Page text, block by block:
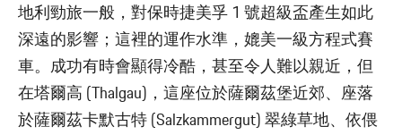
地利勁旅一般，對保時捷美孚 1 號超級盃產生如此
深遠的影響；這裡的運作水準，媲美一級方程式賽
車。成功有時會顯得冷酷，甚至令人難以親近，但
在塔爾高 (Thalgau)，這座位於薩爾茲堡近郊、座落
於薩爾茲卡默古特 (Salzkammergut) 翠綠草地、依偎